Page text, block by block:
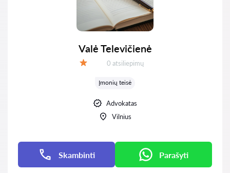
Valė Televičienė
Atsiliepimų:
0 atsiliepimų
Įmonių teisė
Advokatas
Vilnius
Skambinti Parašyti